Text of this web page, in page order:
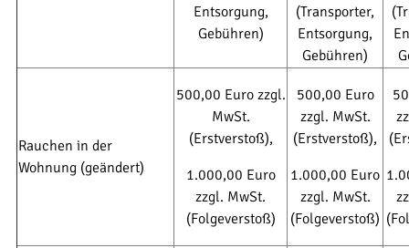
Entsorgung,
Gebühren)
(Transporter,
Entsorgung,
Gebühren)
Rauchen in der
Wohnung (geändert)
500,00 Euro zzgl.
MwSt.
(Erstverstoß),
1.000,00 Euro
zzgl. MwSt.
(Folgeverstoß)
500,00 Euro
zzgl. MwSt.
(Erstverstoß),
1.000,00 Euro
zzgl. MwSt.
(Folgeverstoß)